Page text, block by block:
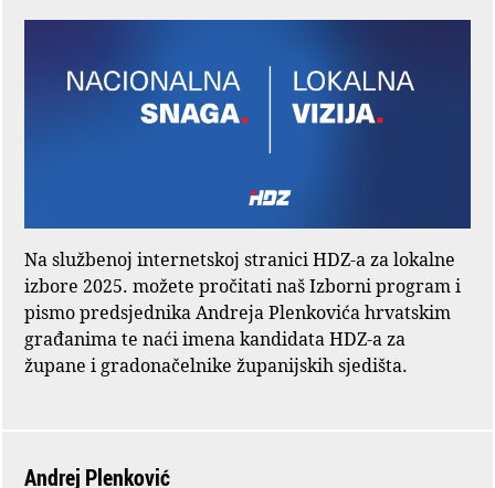
Na službenoj internetskoj stranici HDZ-a za lokalne
izbore 2025. možete pročitati naš Izborni program i
pismo predsjednika Andreja Plenkovića hrvatskim
građanima te naći imena kandidata HDZ-a za
župane i gradonačelnike županijskih sjedišta.
Andrej Plenković